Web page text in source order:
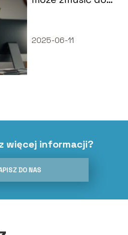
2025-06-11
więcej informacji?
DO NAS